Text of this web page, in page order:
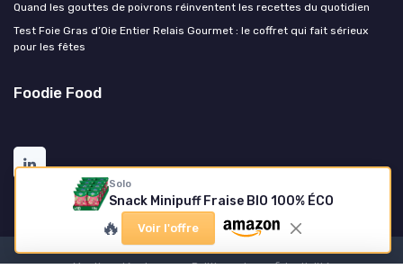
Solo
Snack Minipuff Fraise BIO 100% ÉCO
🔥 Voir l'offre
Quand les gouttes de poivrons réinventent les recettes du quotidien
Test Foie Gras d’Oie Entier Relais Gourmet : le coffret qui fait sérieux
pour les fêtes
Foodie Food
Mentions légales Politique de confidentialité